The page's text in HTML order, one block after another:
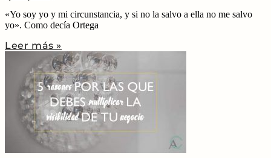
«Yo soy yo y mi circunstancia, y si no la salvo a ella no me salvo
yo». Como decía Ortega
Leer más »